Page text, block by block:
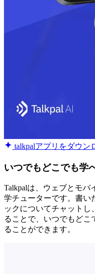
talkpalアプリをダウン
いつでもどこでも学
Talkpalは、ウェブとモ
学チューターです。書い
ックについてチャットし
ることで、いつでもどこ
ることができます。